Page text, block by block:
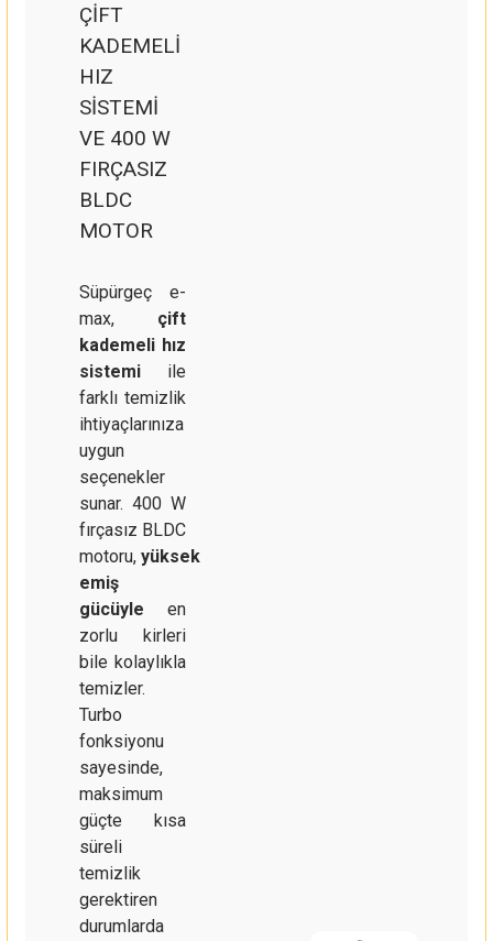
ÇİFT
KADEMELİ
HIZ
SİSTEMİ
VE 400 W
FIRÇASIZ
BLDC
MOTOR
Süpürgeç e-
max, çift
kademeli hız
sistemiile
farklı temizlik
ihtiyaçlarınıza
uygun
seçenekler
sunar. 400 W
fırçasız BLDC
motoru, yüksek
emiş
gücüyle en
zorlu kirleri
bile kolaylıkla
temizler.
Turbo
fonksiyonu
sayesinde,
maksimum
güçte kısa
süreli
temizlik
gerektiren
durumlarda